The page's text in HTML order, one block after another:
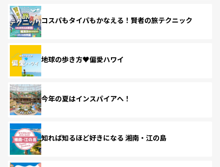
コスパもタイパもかなえる！賢者の旅テクニック
地球の歩き方♥偏愛ハワイ
今年の夏はインスパイアへ！
知れば知るほど好きになる 湘南・江の島